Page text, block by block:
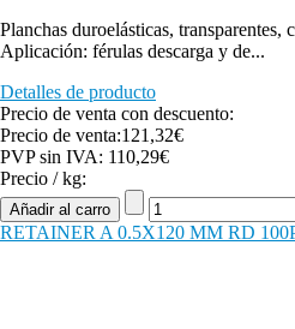
Planchas duroelásticas, transparentes,
Aplicación: férulas descarga y de...
Detalles de producto
Precio de venta con descuento:
Precio de venta:121,32€
PVP sin IVA: 110,29€
Precio / kg:
RETAINER A 0.5X120 MM RD